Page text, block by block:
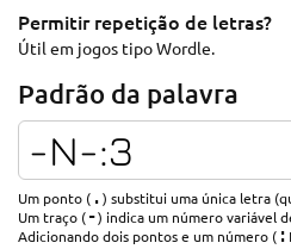
Permitir repetição de letras?
Útil em jogos tipo Wordle.
Padrão da palavra
Um ponto (.) substitui uma única letra
Um traço (-) indica um número variável
Adicionando dois pontos e um número (: